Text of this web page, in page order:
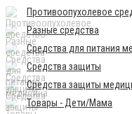
Противоопухолевое
Разные средства
Средства для питания
Средства защиты
Средства защиты
Товары - Дети/Мама